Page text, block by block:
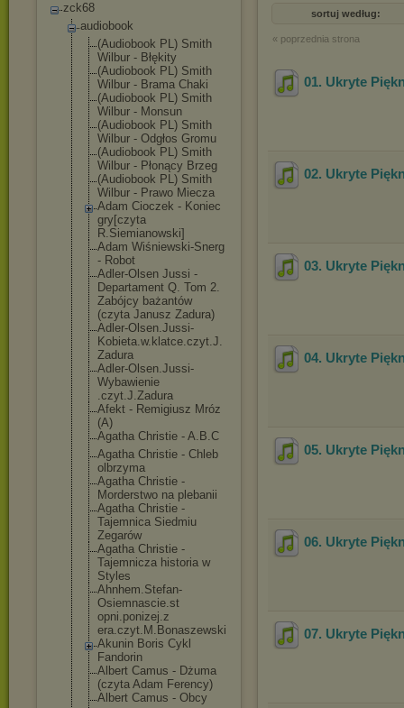
zck68
audiobook
(Audiobook PL) Smith
Wilbur - Błękity
(Audiobook PL) Smith
Wilbur - Brama Chaki
(Audiobook PL) Smith
Wilbur - Monsun
(Audiobook PL) Smith
Wilbur - Odgłos Gromu
(Audiobook PL) Smith
Wilbur - Płonący Brzeg
(Audiobook PL) Smith
Wilbur - Prawo Miecza
Adam Cioczek - Koniec
gry[czyta
R.Siemianowski]
Adam Wiśniewski-Snerg
- Robot
Adler-Olsen Jussi -
Departament Q. Tom 2.
Zabójcy bażantów
(czyta Janusz Zadura)
Adler-Olsen.Jussi-
Kobieta.w. klatce.czyt.J.
Zadura
Adler-Olsen.Jussi-
Wybawienie
.czyt.J.Zadura
Afekt - Remigiusz Mróz
(A)
Agatha Christie - A.B.C
Agatha Christie - Chleb
olbrzyma
Agatha Christie -
Morderstwo na plebanii
Agatha Christie -
Tajemnica Siedmiu
Zegarów
Agatha Christie -
Tajemnicza historia w
Styles
Ahnhem.Stefan-
Osiemnascie.st
opni.ponizej.z
era.czyt.M.Bonaszewski
Akunin Boris Cykl
Fandorin
Albert Camus - Dżuma
(czyta Adam Ferency)
Albert Camus - Obcy
sortuj według:
« poprzednia strona
01. Ukryte
02. Ukryte
03. Ukryte
04. Ukryte
05. Ukryte
06. Ukryte
07. Ukryte